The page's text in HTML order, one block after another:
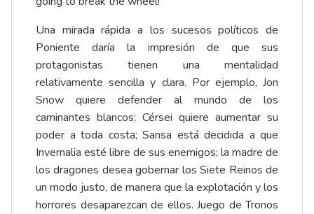
Una mirada rápida a los sucesos políticos de
Poniente daría la impresión de que sus
protagonistas tienen una mentalidad
relativamente sencilla y clara. Por ejemplo, Jon
Snow quiere defender al mundo de los
caminantes blancos; Cérsei quiere aumentar su
poder a toda costa; Sansa está decidida a que
Invernalia esté libre de sus enemigos; la madre de
los dragones desea gobernar los Siete Reinos de
un modo justo, de manera que la explotación y los
horrores desaparezcan de ellos. Juego de Tronos